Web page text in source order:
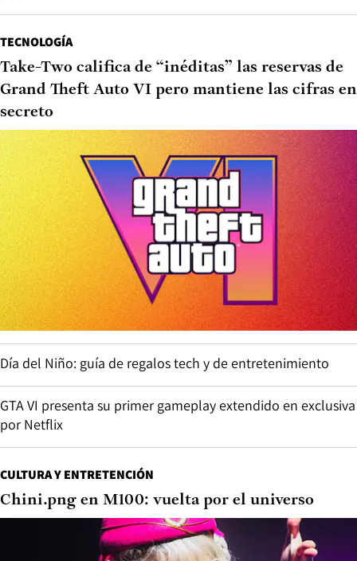
TECNOLOGÍA
Take-Two califica de “inéditas” las reservas de
Grand Theft Auto VI pero mantiene las cifras en
secreto
Día del Niño: guía de regalos tech y de entretenimiento
GTA VI presenta su primer gameplay extendido en exclusiva
por Netflix
CULTURA Y ENTRETENCIÓN
Chini.png en M100: vuelta por el universo